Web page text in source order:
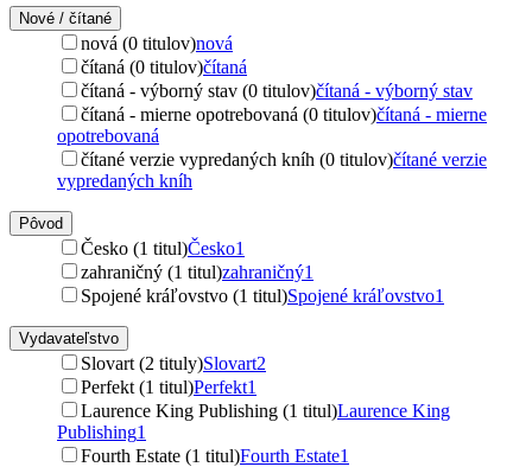
Nové / čítané
nová (0 titulov)nová
čítaná (0 titulov)čítaná
čítaná - výborný stav (0 titulov)čítaná - výborný stav
čítaná - mierne opotrebovaná (0 titulov)čítaná - mierne
opotrebovaná
čítané verzie vypredaných kníh (0 titulov)čítané verzie
vypredaných kníh
Pôvod
Česko (1 titul)Česko1
zahraničný (1 titul)zahraničný1
Spojené kráľovstvo (1 titul)Spojené kráľovstvo1
Vydavateľstvo
Slovart (2 tituly)Slovart2
Perfekt (1 titul)Perfekt1
Laurence King Publishing (1 titul)Laurence King
Publishing1
Fourth Estate (1 titul)Fourth Estate1